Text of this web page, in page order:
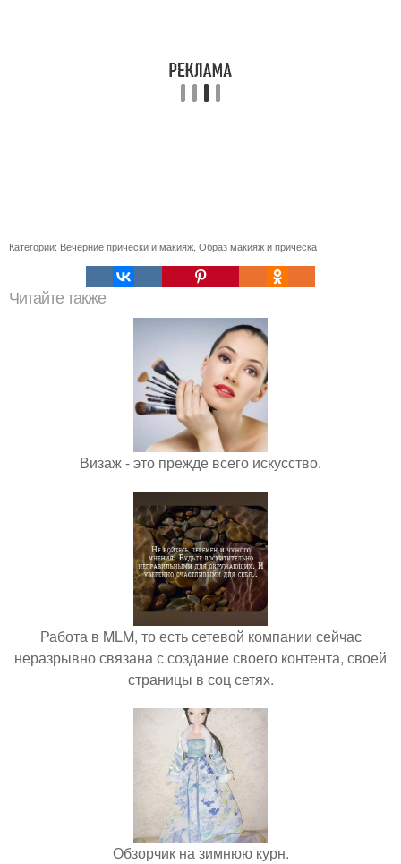
Категории: Вечерние прически и макияж Образ макияж и прическа
Читайте также
Визаж - это прежде всего искусство.
Работа в MLM, то есть сетевой компании сейчас
неразрывно связана с создание своего контента, своей
страницы в соц сетях.
Обзорчик на зимнюю курн.